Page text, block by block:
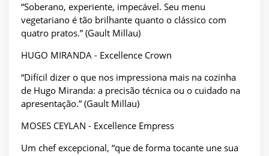
“Soberano, experiente, impecável. Seu menu
vegetariano é tão brilhante quanto o clássico com
quatro pratos.” (Gault Millau)
HUGO MIRANDA - Excellence Crown
“Difícil dizer o que nos impressiona mais na cozinha
de Hugo Miranda: a precisão técnica ou o cuidado na
apresentação.” (Gault Millau)
MOSES CEYLAN - Excellence Empress
Um chef excepcional, “que de forma tocante une sua